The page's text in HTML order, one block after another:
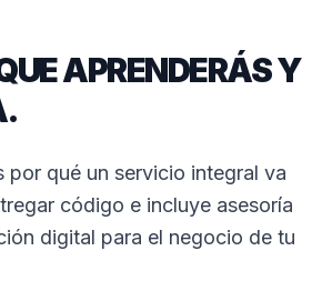
APRENDERÁS Y
por qué un servicio integral va
código e incluye asesoría
digital para el negocio de tu